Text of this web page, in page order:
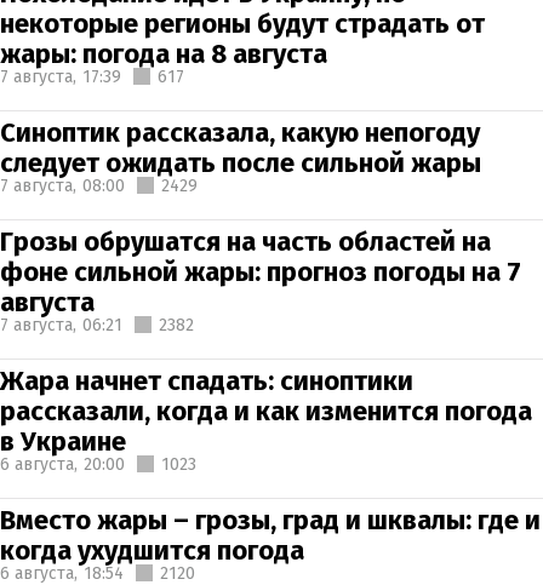
некоторые регионы будут страдать от
жары: погода на 8 августа
7 августа, 17:39 617
Синоптик рассказала, какую непогоду
следует ожидать после сильной жары
7 августа, 08:00 2429
Грозы обрушатся на часть областей на
фоне сильной жары: прогноз погоды на 7
августа
7 августа, 06:21 2382
Жара начнет спадать: синоптики
рассказали, когда и как изменится погода
в Украине
6 августа, 20:00 1023
Вместо жары – грозы, град и шквалы: где и
когда ухудшится погода
6 августа, 18:54 2120